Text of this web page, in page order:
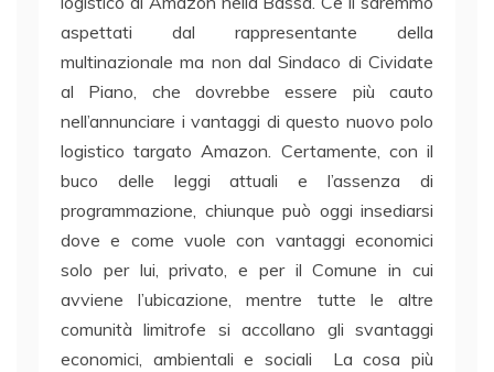
aspettati dal rappresentante della
multinazionale ma non dal Sindaco di Cividate
al Piano, che dovrebbe essere più cauto
nell’annunciare i vantaggi di questo nuovo polo
logistico targato Amazon. Certamente, con il
buco delle leggi attuali e l’assenza di
programmazione, chiunque può oggi insediarsi
dove e come vuole con vantaggi economici
solo per lui, privato, e per il Comune in cui
avviene l’ubicazione, mentre tutte le altre
comunità limitrofe si accollano gli svantaggi
economici, ambientali e sociali La cosa più